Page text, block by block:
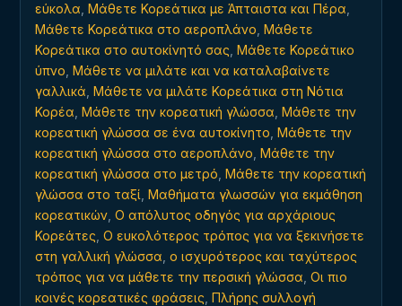
εύκολα Μάθετε Κορεάτικα με Άπταιστα και Πέρα
Μάθετε Κορεάτικα στο αεροπλάνο Μάθετε
Κορεάτικα στο αυτοκίνητό σας Μάθετε Κορεάτικο
ύπνο Μάθετε να μιλάτε και να καταλαβαίνετε
γαλλικά Μάθετε να μιλάτε Κορεάτικα στη Νότια
Κορέα Μάθετε την κορεατική γλώσσα Μάθετε την
κορεατική γλώσσα σε ένα αυτοκίνητο Μάθετε την
κορεατική γλώσσα στο αεροπλάνο Μάθετε την
κορεατική γλώσσα στο μετρό Μάθετε την κορεατική
γλώσσα στο ταξί Μαθήματα γλωσσών για εκμάθηση
κορεατικών Ο απόλυτος οδηγός για αρχάριους
Κορεάτες Ο ευκολότερος τρόπος για να ξεκινήσετε
στη γαλλική γλώσσα ο ισχυρότερος και ταχύτερος
τρόπος για να μάθετε την περσική γλώσσα Οι πιο
κοινές κορεατικές φράσεις Πλήρης συλλογή